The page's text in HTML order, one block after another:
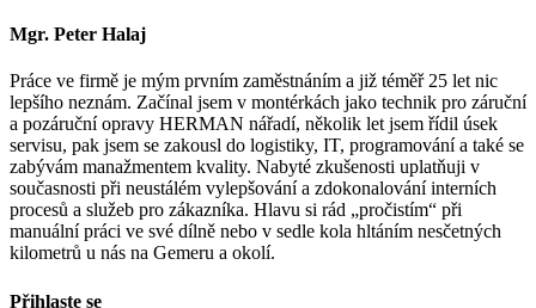
Mgr. Peter Halaj
Práce ve firmě je mým prvním zaměstnáním a již téměř 25 let nic
lepšího neznám. Začínal jsem v montérkách jako technik pro záruční
a pozáruční opravy HERMAN nářadí, několik let jsem řídil úsek
servisu, pak jsem se zakousl do logistiky, IT, programování a také se
zabývám manažmentem kvality. Nabyté zkušenosti uplatňuji v
současnosti při neustálém vylepšování a zdokonalování interních
procesů a služeb pro zákazníka. Hlavu si rád „pročistím“ při
manuální práci ve své dílně nebo v sedle kola hltáním nesčetných
kilometrů u nás na Gemeru a okolí.
Přihlaste se